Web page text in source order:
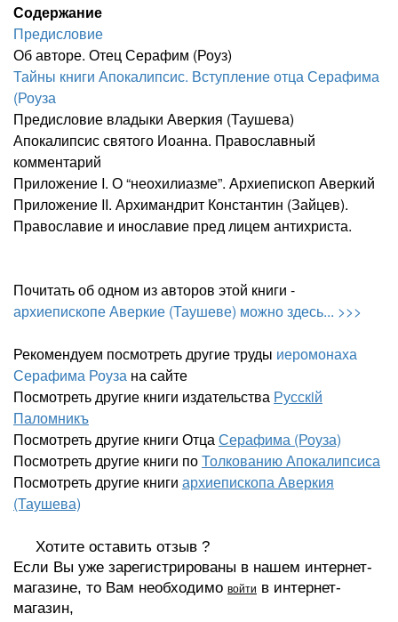
Содержание
Предисловие
Об авторе. Отец Серафим (Роуз)
Тайны книги Апокалипсис. Вступление отца Серафима
(Роуза
Предисловие владыки Аверкия (Таушева)
Апокалипсис святого Иоанна. Православный
комментарий
Приложение I. О “неохилиазме”. Архиепископ Аверкий
Приложение II. Архимандрит Константин (Зайцев).
Православие и инославие пред лицем антихриста.
Почитать об одном из авторов этой книги -
архиепископе Аверкие (Таушеве) можно здесь... >>>
Рекомендуем посмотреть другие труды иеромонаха
Серафима Роуза на сайте
Посмотреть другие книги издательства Русскiй
Паломникъ
Посмотреть другие книги Отца Серафима (Роуза)
Посмотреть другие книги поТолкованию Апокалипсиса
Посмотреть другие книги архиепископа Аверкия
(Таушева)
Хотите оставить отзыв ?
Если Вы уже зарегистрированы в нашем интернет-
магазине, то Вам необходимо войти в интернет-
магазин,